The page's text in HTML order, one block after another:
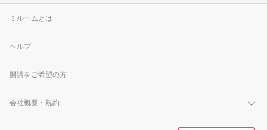
ミルームとは
ヘルプ
開講をご希望の方
会社概要・規約